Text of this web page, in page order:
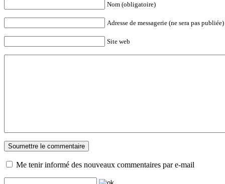
Nom (obligatoire)
Adresse de messagerie (ne sera pas
Site web
Me tenir informé des nouveaux commentaires par e-mail